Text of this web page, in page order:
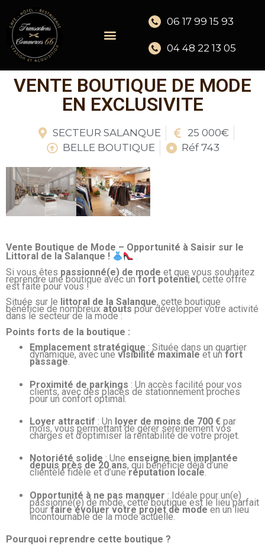
06 17 99 15 93
04 48 22 13 05
VENTE BOUTIQUE DE MODE
EN EXCLUSIVITE
SECTEUR SALANQUE
25 000€
BELLE BOUTIQUE
Réf 743
Vente Boutique de Mode – Opportunité à Saisir sur le
Littoral de la Salanque !
Si vous êtes passionné(e) de mode et que vous souhaitez
reprendre une boutique avec unfort potentiel, cette offre
est faite pour vous !
Située sur le littoral de la Salanque, cette boutique
bénéficie de nombreux atouts pour développer votre activité
dans le secteur de la mode :
Points forts de la boutique :
Emplacement stratégique : Située dans un quartier
dynamique, avec unevisibilité maximale et unfort
passage.
Proximité de parkings : Un accès facilité pour vos
clients, avec des places de stationnement proches
pour un confort optimal.
Loyer attractif : Un loyer de moins de 700 € par
mois, vous permettant de gérer sereinement vos
charges et d’optimiser la rentabilité de votre projet.
Notoriété solide : Une enseigne bien implantée
depuis près de 20 ans, qui bénéficie déjà d’une
clientèle fidèle et d’uneréputation locale.
Opportunité à ne pas manquer : Idéale pour un(e)
passionné(e) de mode, cette boutique est le lieu parfait
pourfaire évoluer votre projet de modeen un lieu
incontournable de la mode actuelle.
Pourquoi reprendre cette boutique ?